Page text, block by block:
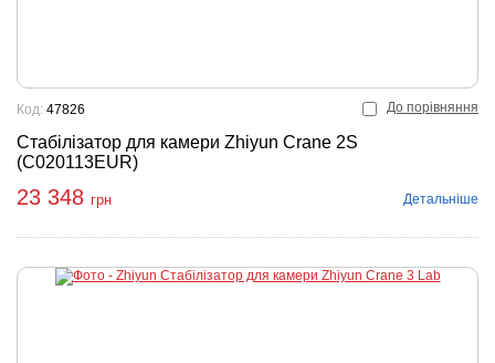
До порівняння
Стабілізатор для камери Zhiyun Crane 2S
(C020113EUR)
Код: 47826
23 348 грн Детальніше